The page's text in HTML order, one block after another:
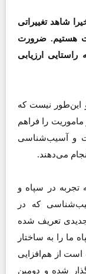
اخیرا شاهد تغییراتی
هستیم. ضرورت
ارزیابی
این‌طور نیست که
ماموریت را فراهم
و آسیب‌شناسی
می‌دهند.
چهارم انقلاب هستیم و 3 دهه تجربه در سپاه و
که در
جدیدی تعریف شده
را به ساختار
است از هم‌افزایی
شده و دومین